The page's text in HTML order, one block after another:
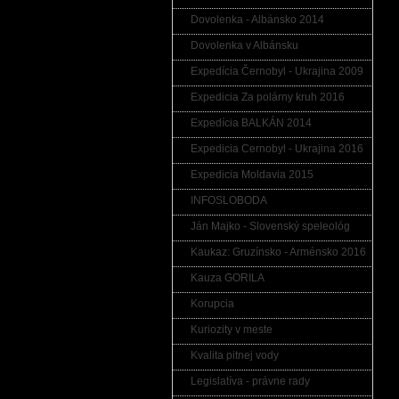
Dovolenka - Albánsko 2014
Dovolenka v Albánsku
Expedícia Černobyl - Ukrajina 2009
Expedicia Za polárny kruh 2016
Expedícia BALKÁN 2014
Expedicia Cernobyl - Ukrajina 2016
Expedicia Moldavia 2015
INFOSLOBODA
Ján Majko - Slovenský speleológ
Kaukaz: Gruzínsko - Arménsko 2016
Kauza GORILA
Korupcia
Kuriozity v meste
Kvalita pitnej vody
Legislatíva - právne rady